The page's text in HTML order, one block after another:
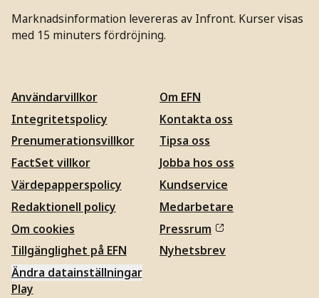
Marknadsinformation levereras av Infront. Kurser visas
med 15 minuters fördröjning.
Användarvillkor
Integritetspolicy
Prenumerationsvillkor
FactSet villkor
Värdepapperspolicy
Redaktionell policy
Om cookies
Tillgänglighet på EFN
Ändra datainställningar
Om EFN
Kontakta oss
Tipsa oss
Jobba hos oss
Kundservice
Medarbetare
Pressrum
Nyhetsbrev
Play